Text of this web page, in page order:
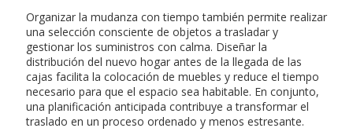
Organizar la mudanza con tiempo también permite realizar
una selección consciente de objetos a trasladar y
gestionar los suministros con calma. Diseñar la
distribución del nuevo hogar antes de la llegada de las
cajas facilita la colocación de muebles y reduce el tiempo
necesario para que el espacio sea habitable. En conjunto,
una planificación anticipada contribuye a transformar el
traslado en un proceso ordenado y menos estresante.